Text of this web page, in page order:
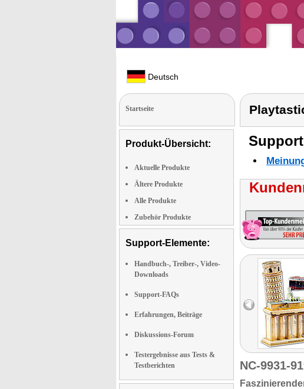
Deutsch
Startseite
Produkt-Übersicht:
Aktuelle Produkte
Ältere Produkte
Alle Produkte
Zubehör Produkte
Support-Elemente:
Handbuch-, Treiber-, Video-
Downloads
Support-FAQs
Erfahrungen, Beiträge
Diskussions-Forum
Testergebnisse aus Tests &
Testberichten
NC-9931-